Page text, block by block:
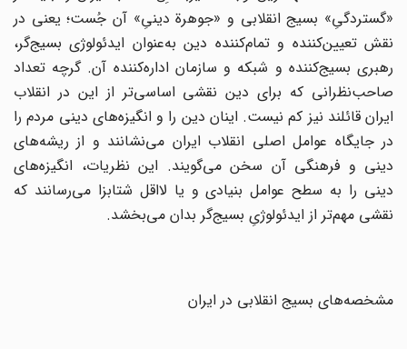
«گستردگیِ» بسیج‌ انقلابی و «جوهرة‌ دینیِ» آن‌ جُست‌؛ یعنی‌ در
نقش‌ تعیین‌کننده‌ و تمام‌کننده دین‌ به‌عنوان‌ ایدئولوژی‌ بسیج‌گر،
رهبری‌ بسیج‌کننده‌ و شبکه‌ و سازمان‌ اداره‌کننده آن‌. گرچه‌ تعداد
صاحب‌نظرانی‌ که‌ برای‌ دین‌ نقشی‌ اساسی‌تر از این‌ در انقلاب‌
ایران‌ قائلند نیز کم‌ نیست‌. اینان‌ دین‌ را و انگیزه‌های‌ دینی‌ مردم‌ را
در جایگاه ‌عوامل‌ اصلی‌ انقلاب‌ ایران‌ می‌نشانند و از ریشه‌های‌
دینی‌ و فرهنگی‌ آن‌ سخن‌ می‌گویند. این‌ نظریات‌، انگیزه‌های‌
دینی‌ را به‌ سطح‌ عوامل‌ بنیادی‌ و یا لااقل‌ شتابزا می‌رسانند که‌
نقشی‌ مهم‌تر از ایدئولوژیِ بسیج‌گر بدان‌ می‌بخشد.
مشخصه‌های‌ بسیج‌ انقلابی‌ در ایران‌